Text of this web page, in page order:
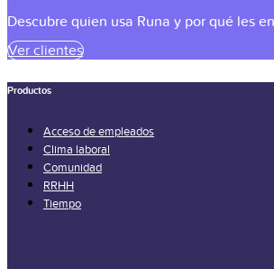
Descubre quien usa Runa y por qué les
Ver clientes
Productos
Acceso de empleados
Clima laboral
Comunidad
RRHH
Tiempo